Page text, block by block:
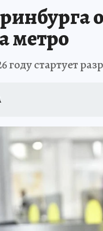
метро
году стартует